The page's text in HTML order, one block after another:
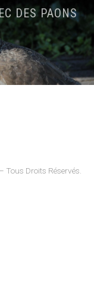
DES PAONS
Droits Réservés.